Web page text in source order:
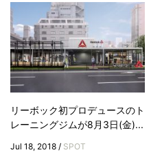
リーボック初プロデュースのト
レーニングジムが8月3日(金)...
Jul 18, 2018 / SPOT